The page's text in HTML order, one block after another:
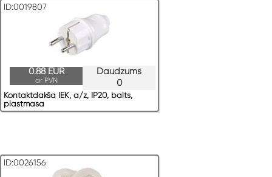
ID:0019807
Daudzums
0
0.88 EUR
ar PVN
Kontaktdakša IEK, a/z, IP20, balts,
plastmasa
ID:0026156